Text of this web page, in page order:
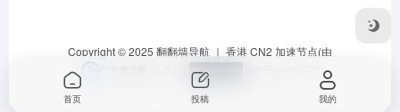
Copyright © 2025 翻翻墙导航 ｜ 香港 CN2 加速节点(由
首页 投稿 我的